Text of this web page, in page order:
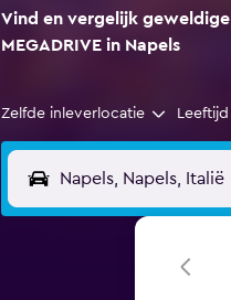
Vind en vergelijk
MEGADRIVE in Napels
Zelfde inleverlocatie